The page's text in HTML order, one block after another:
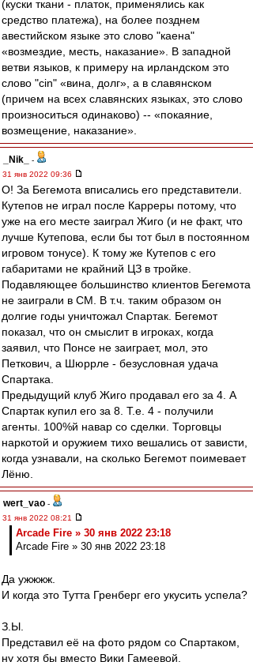
(куски ткани - платок, применялись как
средство платежа), на более позднем
авестийском языке это слово "каена"
«возмездие, месть, наказание». В западной
ветви языков, к примеру на ирландском это
слово "сin" «вина, долг», а в славянском
(причем на всех славянских языках, это слово
произноситься одинаково) -- «покаяние,
возмещение, наказание».
_Nik_
-
31 янв 2022 09:36
О! За Бегемота вписались его представители.
Кутепов не играл после Карреры потому, что
уже на его месте заиграл Жиго (и не факт, что
лучше Кутепова, если бы тот был в постоянном
игровом тонусе). К тому же Кутепов с его
габаритами не крайний ЦЗ в тройке.
Подавляющее большинство клиентов Бегемота
не заиграли в СМ. В т.ч. таким образом он
долгие годы уничтожал Спартак. Бегемот
показал, что он смыслит в игроках, когда
заявил, что Понсе не заиграет, мол, это
Петкович, а Шюррле - безусловная удача
Спартака.
Предыдущий клуб Жиго продавал его за 4. А
Спартак купил его за 8. Т.е. 4 - получили
агенты. 100%й навар со сделки. Торговцы
наркотой и оружием тихо вешались от зависти,
когда узнавали, на сколько Бегемот поимевает
Лёню.
wert_vao -
31 янв 2022 08:21
Arcade Fire » 30 янв 2022 23:18
Arcade Fire » 30 янв 2022 23:18
Да ужжжж.
И когда это Тутта Гренберг его укусить успела?
З.Ы.
Представил её на фото рядом со Спартаком,
ну хотя бы вместо Вики Гамеевой.